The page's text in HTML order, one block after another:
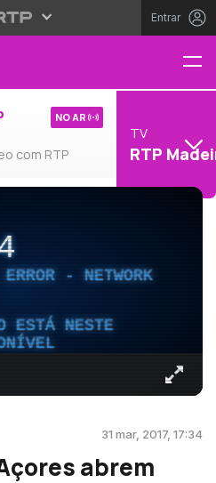
Entrar
com RTP
NO AR
TV
RTP
- NETWORK
ESTÁ NESTE
31 mar, 2017, 17:34
abrem